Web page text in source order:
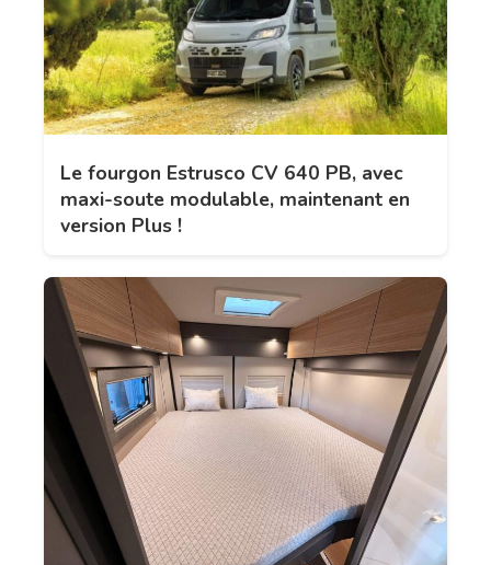
Le fourgon Estrusco CV 640 PB, avec
maxi-soute modulable, maintenant en
version Plus !